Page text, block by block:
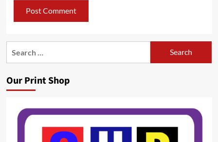
Our Print Shop